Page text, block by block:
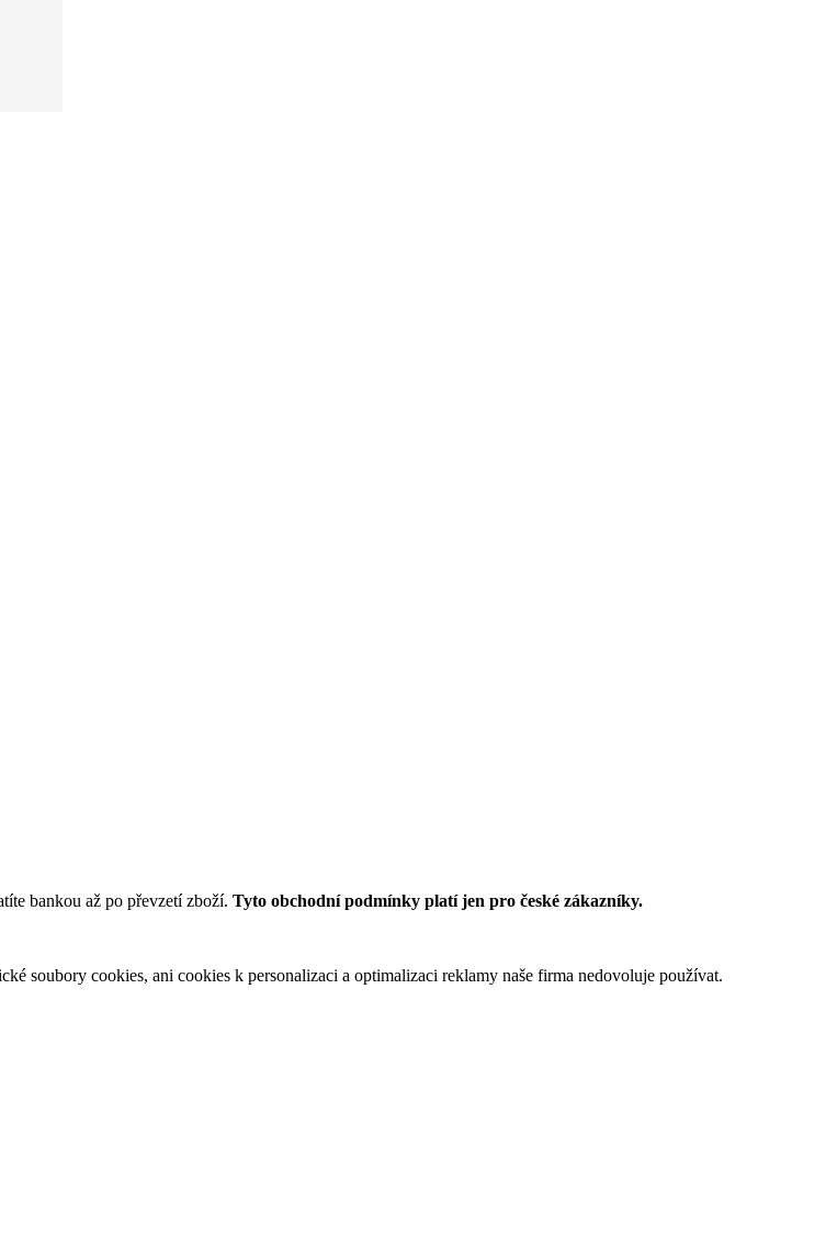
bankou až po převzetí zboží. Tyto obchodní podmínky platí jen pro české zákazníky.
soubory cookies, ani cookies k personalizaci a optimalizaci reklamy naše firma nedovoluje používat.